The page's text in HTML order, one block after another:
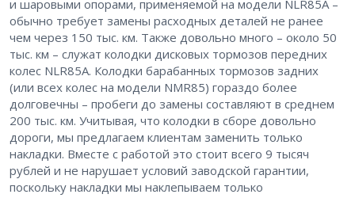
и шаровыми опорами, применяемой на модели NLR85A –
обычно требует замены расходных деталей не ранее
чем через 150 тыс. км. Также довольно много – около 50
тыс. км – служат колодки дисковых тормозов передних
колес NLR85A. Колодки барабанных тормозов задних
(или всех колес на модели NMR85) гораздо более
долговечны – пробеги до замены составляют в среднем
200 тыс. км. Учитывая, что колодки в сборе довольно
дороги, мы предлагаем клиентам заменить только
накладки. Вместе с работой это стоит всего 9 тысяч
рублей и не нарушает условий заводской гарантии,
поскольку накладки мы наклепываем только